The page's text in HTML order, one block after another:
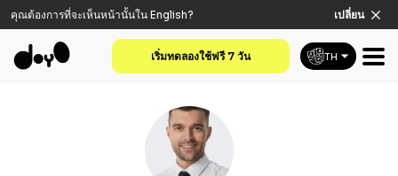
คุณต้องการที่จะเห็นหน้านั้นใน English? เปลี่ยน
เริ่มทดลองใช้ฟรี 7 วัน TH